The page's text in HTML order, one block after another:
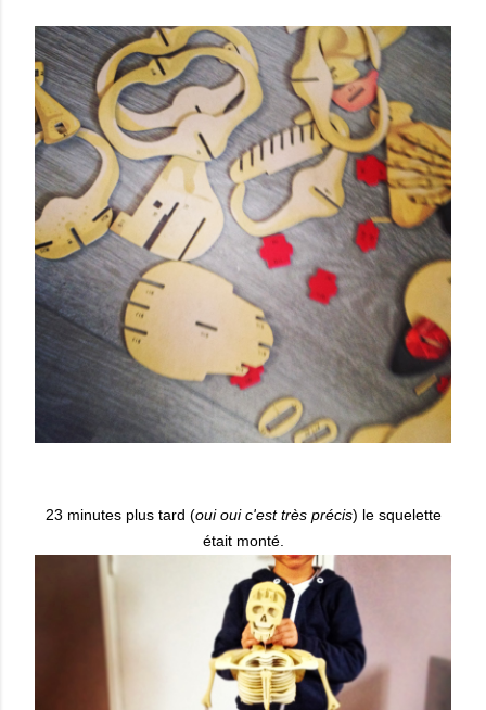
23 minutes plus tard (oui oui c'est très précis) le squelette
était monté.